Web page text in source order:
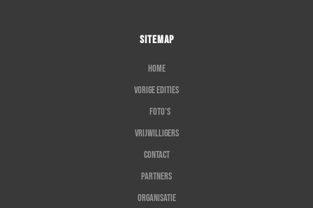
SITEMAP
Home
Vorige edities
Foto’s
Vrijwilligers
Contact
Partners
Organisatie